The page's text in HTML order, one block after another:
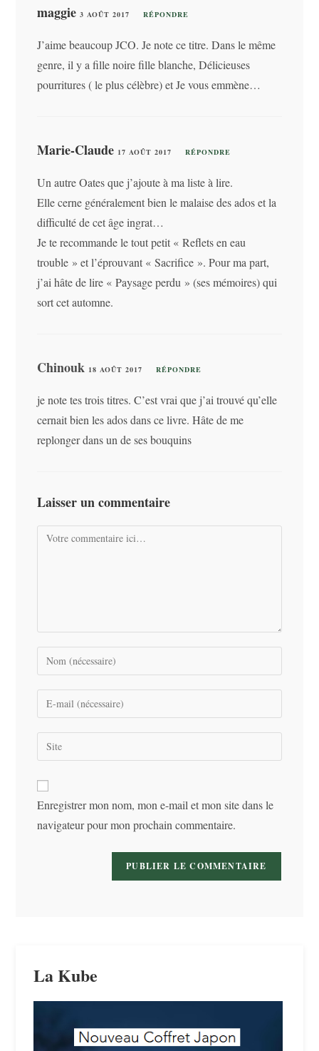
maggie 3 AOÛT 2017 RÉPONDRE
J’aime beaucoup JCO. Je note ce titre. Dans le même
genre, il y a fille noire fille blanche, Délicieuses
pourritures ( le plus célèbre) et Je vous emmène…
Marie-Claude 17 AOÛT 2017 RÉPONDRE
Un autre Oates que j’ajoute à ma liste à lire.
Elle cerne généralement bien le malaise des ados et la
difficulté de cet âge ingrat…
Je te recommande le tout petit « Reflets en eau
trouble » et l’éprouvant « Sacrifice ». Pour ma part,
j’ai hâte de lire « Paysage perdu » (ses mémoires) qui
sort cet automne.
Chinouk 18 AOÛT 2017 RÉPONDRE
je note tes trois titres. C’est vrai que j’ai trouvé qu’elle
cernait bien les ados dans ce livre. Hâte de me
replonger dans un de ses bouquins
Laisser un commentaire
Comment
Enter
your
name
comment
Enter
your
email
address
Saisir
l’URL
votre
site
(facultatif)
Enregistrer mon nom, mon e-mail et mon site dans le
navigateur pour mon prochain commentaire.
La Kube